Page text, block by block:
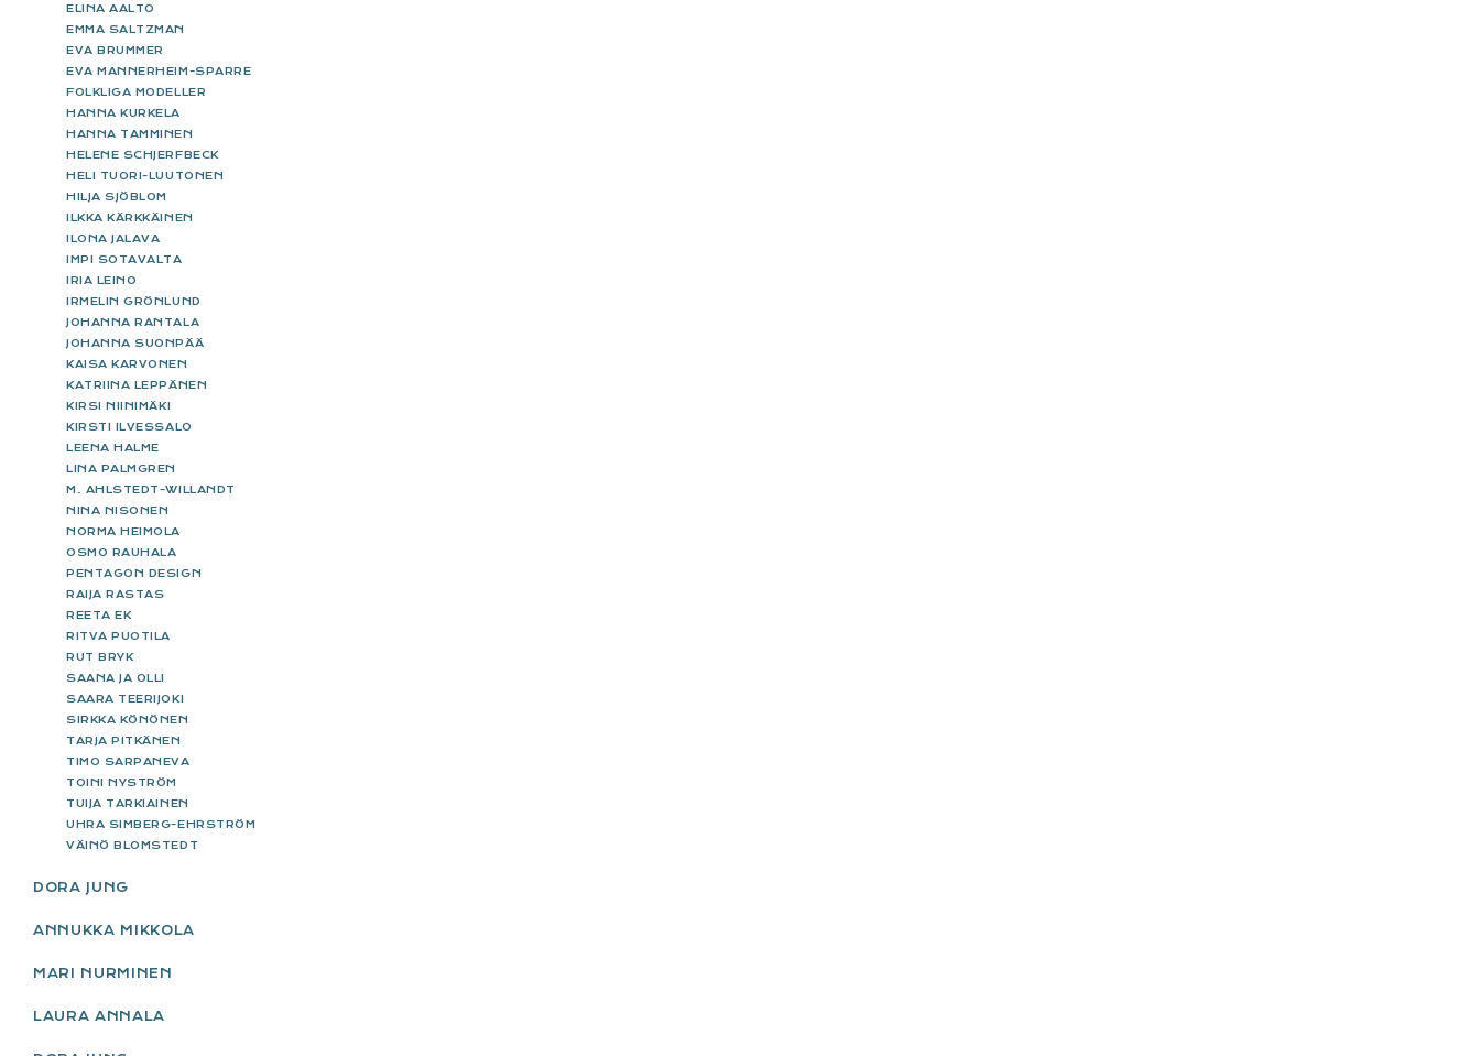
ELINA AALTO
EMMA SALTZMAN
EVA BRUMMER
EVA MANNERHEIM-SPARRE
FOLKLIGA MODELLER
HANNA KURKELA
HANNA TAMMINEN
HELENE SCHJERFBECK
HELI TUORI-LUUTONEN
HILJA SJÖBLOM
ILKKA KÄRKKÄINEN
ILONA JALAVA
IMPI SOTAVALTA
IRIA LEINO
IRMELIN GRÖNLUND
JOHANNA RANTALA
JOHANNA SUONPÄÄ
KAISA KARVONEN
KATRIINA LEPPÄNEN
KIRSI NIINIMÄKI
KIRSTI ILVESSALO
LEENA HALME
LINA PALMGREN
M. AHLSTEDT-WILLANDT
NINA NISONEN
NORMA HEIMOLA
OSMO RAUHALA
PENTAGON DESIGN
RAIJA RASTAS
REETA EK
RITVA PUOTILA
RUT BRYK
SAANA JA OLLI
SAARA TEERIJOKI
SIRKKA KÖNÖNEN
TARJA PITKÄNEN
TIMO SARPANEVA
TOINI NYSTRÖM
TUIJA TARKIAINEN
UHRA SIMBERG-EHRSTRÖM
VÄINÖ BLOMSTEDT
DORA JUNG
ANNUKKA MIKKOLA
MARI NURMINEN
LAURA ANNALA